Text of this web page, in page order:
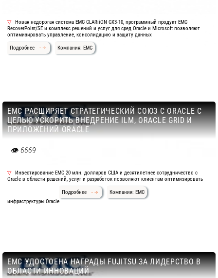
Новая недорогая система EMC CLARiiON CX3-10, программный продукт EMC
RecoverPoint/SE и комплекс решений и услуг для сред Oracle и Microsoft позволяют
оптимизировать управление, консолидацию и защиту данных
Подробнее Компания: EMC
ЕМС РАСШИРЯЕТ СТРАТЕГИЧЕСКИЙ СОЮЗ С ORACLE C
ЦЕЛЬЮ УСКОРИТЬ ВНЕДРЕНИЕ ILM, ORACLE GRID И
ПРИЛОЖЕНИЙ ORACLE
6669
Инвестирование ЕМС 20 млн. долларов США и десятилетнее сотрудничество с
Oracle в области решений, услуг и разработок позволяют клиентам оптимизировать
инфраструктуры Oracle
Подробнее Компания: EMC
EMC УДОСТОЕНА НАГРАДЫ FUJITSU ЗА ЛИДЕРСТВО В
ОБЛАСТИ ИННОВАЦИЙ